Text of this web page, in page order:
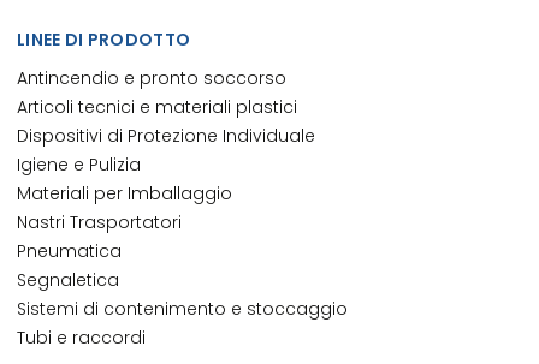
LINEE DI PRODOTTO
Antincendio e pronto soccorso
Articoli tecnici e materiali plastici
Dispositivi di Protezione Individuale
Igiene e Pulizia
Materiali per Imballaggio
Nastri Trasportatori
Pneumatica
Segnaletica
Sistemi di contenimento e stoccaggio
Tubi e raccordi